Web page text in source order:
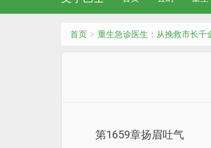
首页 重生急诊医生：从挽救市长千
第1659章扬眉吐气